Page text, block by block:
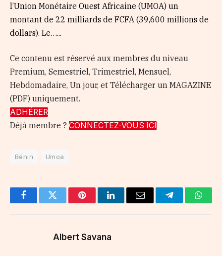
l’Union Monétaire Ouest Africaine (UMOA) un
montant de 22 milliards de FCFA (39,600 millions de
dollars). Le…...
Ce contenu est réservé aux membres du niveau
Premium, Semestriel, Trimestriel, Mensuel,
Hebdomadaire, Un jour, et Télécharger un MAGAZINE
(PDF) uniquement.
ADHÉRER
Déjà membre ? CONNECTEZ-VOUS ICI
Bénin Umoa
FacebookTwitter PinterestLinkedInEmail Telegram
Albert Savana